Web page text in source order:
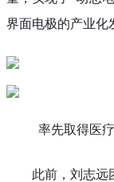
界面电极的产业化
率先取得医
此前，刘志远